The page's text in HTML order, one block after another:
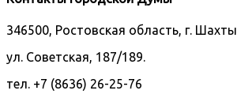
346500, Ростовская область, г. Шахты,
ул. Советская, 187/189.
тел. +7 (8636) 26-25-76